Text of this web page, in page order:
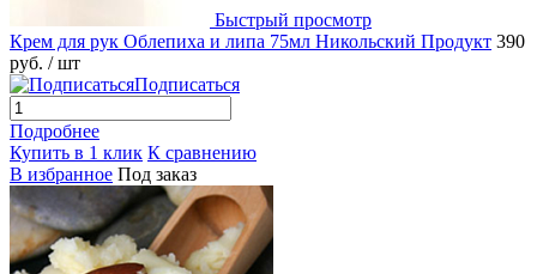
Быстрый просмотр
Крем для рук Облепиха и липа 75мл Никольский Продукт 390
руб. / шт
Подписаться
Подробнее
Купить в 1 клик К сравнению
В избранное Под заказ